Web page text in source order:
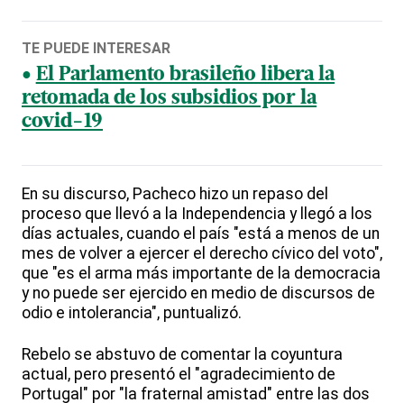
TE PUEDE INTERESAR
El Parlamento brasileño libera la
retomada de los subsidios por la
covid-19
En su discurso, Pacheco hizo un repaso del
proceso que llevó a la Independencia y llegó a los
días actuales, cuando el país "está a menos de un
mes de volver a ejercer el derecho cívico del voto",
que "es el arma más importante de la democracia
y no puede ser ejercido en medio de discursos de
odio e intolerancia", puntualizó.
Rebelo se abstuvo de comentar la coyuntura
actual, pero presentó el "agradecimiento de
Portugal" por "la fraternal amistad" entre las dos